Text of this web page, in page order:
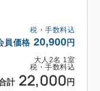
税・手数料込
員価格 20,900円
大人 2名 1室
税・手数料込
計 22,000 円